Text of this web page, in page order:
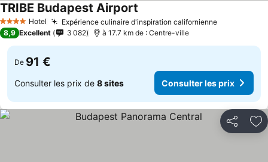
4 Étoiles Hotel Expérience culinaire d'inspiration californienne
TRIBE Budapest Airport
8,9 Excellent 3 082 à 17.7 km de : Centre-ville
De 91 €
Consulter les prix de 8 sites Consulter les prix
Partager